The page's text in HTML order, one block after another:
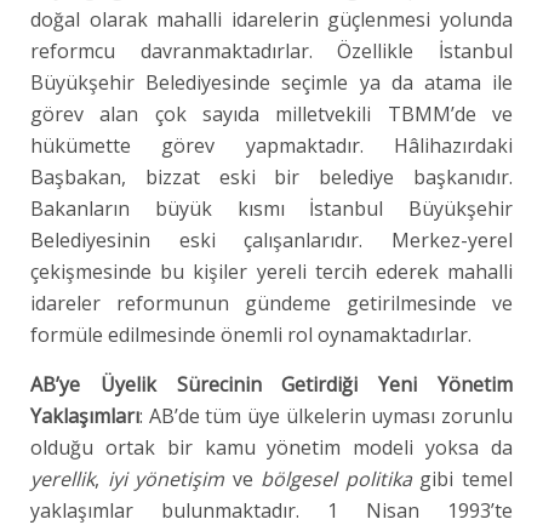
doğal olarak mahalli idarelerin güçlenmesi yolunda
reformcu davranmaktadırlar. Özellikle İstanbul
Büyükşehir Belediyesinde seçimle ya da atama ile
görev alan çok sayıda milletvekili TBMM’de ve
hükümette görev yapmaktadır. Hâlihazırdaki
Başbakan, bizzat eski bir belediye başkanıdır.
Bakanların büyük kısmı İstanbul Büyükşehir
Belediyesinin eski çalışanlarıdır. Merkez-yerel
çekişmesinde bu kişiler yereli tercih ederek mahalli
idareler reformunun gündeme getirilmesinde ve
formüle edilmesinde önemli rol oynamaktadırlar.
AB’ye Üyelik Sürecinin Getirdiği Yeni Yönetim
Yaklaşımları: AB’de tüm üye ülkelerin uyması zorunlu
olduğu ortak bir kamu yönetim modeli yoksa da
yerellik, iyi yönetişim ve bölgesel politikagibi temel
yaklaşımlar bulunmaktadır. 1 Nisan 1993’te